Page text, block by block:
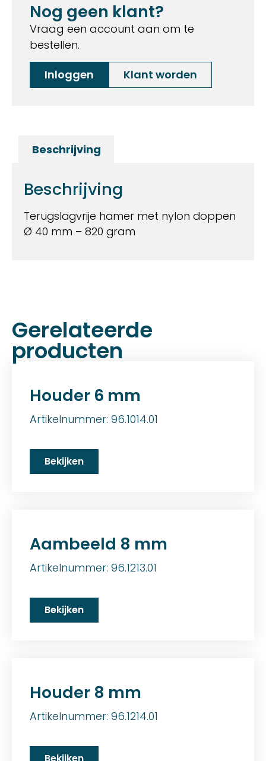
Nog geen klant?
Vraag een account aan om te
bestellen.
Inloggen
Klant worden
Beschrijving
Beschrijving
Terugslagvrije hamer met nylon doppen
Ø 40 mm – 820 gram
Gerelateerde
producten
Houder 6 mm
Artikelnummer: 96.1014.01
Bekijken
Aambeeld 8 mm
Artikelnummer: 96.1213.01
Bekijken
Houder 8 mm
Artikelnummer: 96.1214.01
Bekijken